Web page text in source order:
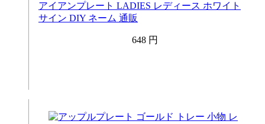
アイアンプレート LADIES レディース ホワイト
サイン DIY ネーム 通販
648 円